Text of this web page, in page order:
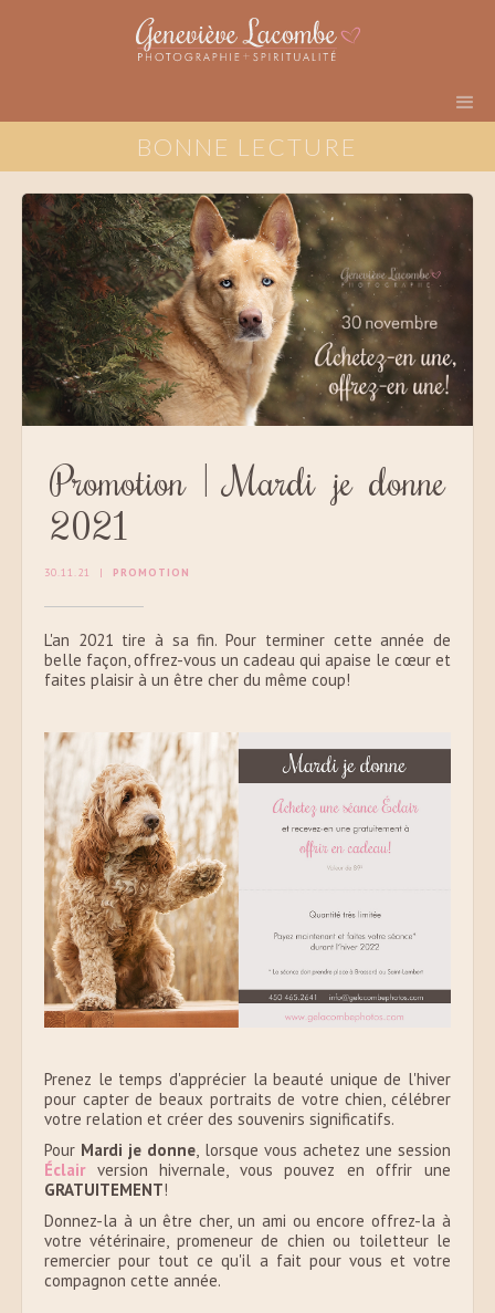
BONNE LECTURE
Promotion | Mardi je donne
2021
30.11.21 | PROMOTION
L'an 2021 tire à sa fin. Pour terminer cette année de
belle façon, offrez-vous un cadeau qui apaise le cœur et
faites plaisir à un être cher du même coup!
Prenez le temps d'apprécier la beauté unique de l'hiver
pour capter de beaux portraits de votre chien, célébrer
votre relation et créer des souvenirs significatifs.
Pour Mardi je donne , lorsque vous achetez une session
Éclairversion hivernale, vous pouvez en offrir une
GRATUITEMENT!
Donnez-la à un être cher, un ami ou encore offrez-la à
votre vétérinaire, promeneur de chien ou toiletteur le
remercier pour tout ce qu'il a fait pour vous et votre
compagnon cette année.